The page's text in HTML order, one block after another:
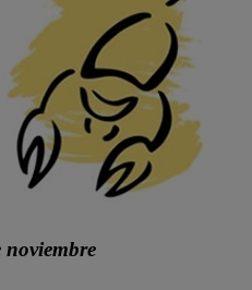
noviembre